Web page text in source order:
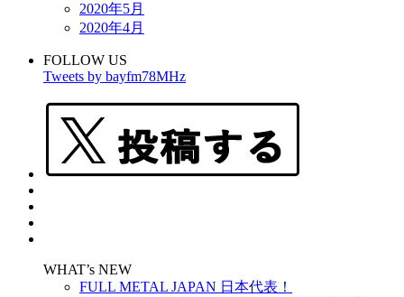
2020年5月
2020年4月
FOLLOW US
Tweets by bayfm78MHz
WHAT’s NEW
FULL METAL JAPAN 日本代表！